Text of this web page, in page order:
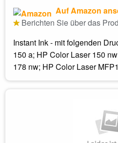
Auf Amazon
Berichten Sie über das
Instant Ink - mit folgenden
150 a; HP Color Laser 150
178 nw; HP Color Laser